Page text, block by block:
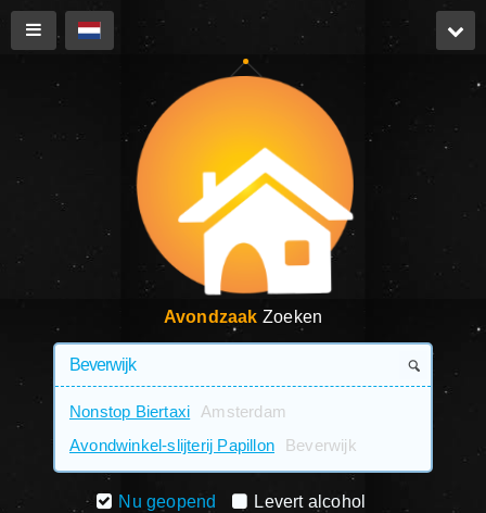
Avondzaak Zoeken
Nonstop Biertaxi
Amsterdam
Avondwinkel-slijterij Papillon
Beverwijk
Nu geopend
Levert alcohol